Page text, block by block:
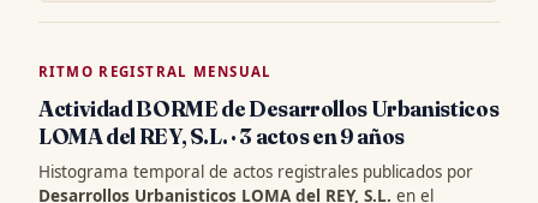
RITMO REGISTRAL MENSUAL
Actividad BORME de Desarrollos Urbanisticos
LOMA del REY, S.L. · 3 actos en 9 años
Histograma temporal de actos registrales publicados por
Desarrollos Urbanisticos LOMA del REY, S.L. en el